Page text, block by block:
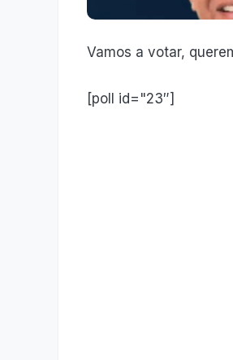
Vamos a votar,
[poll id="23″]